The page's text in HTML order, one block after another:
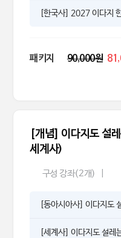
[한국사] 2027 이다지
패키지 90,000원
[개념] 이다지도 설
세계사)
구성 강좌(2개)
[동아시아사] 이다지도
[세계사] 이다지도 설레